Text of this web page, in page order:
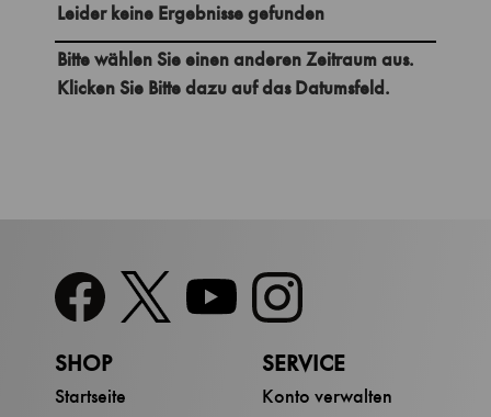
Leider keine Ergebnisse gefunden
Bitte wählen Sie einen anderen Zeitraum aus.
Klicken Sie Bitte dazu auf das Datumsfeld.
SHOP
Startseite
SERVICE
Konto verwalten